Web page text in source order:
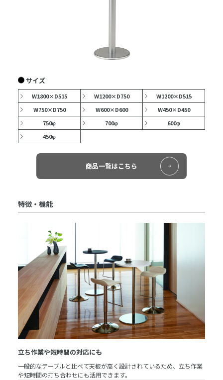
サイズ
W1800×D515 W1200×D750
W1200×D515
W750×D750
W600×D600
W450×D450
750φ
700φ
600φ
450φ
商品一覧はこちら
特徴・機能
立ち作業や短時間の対応にも
一般的なテーブルと比べて天板が高く設計されているため、立ち作業
や短時間の打ち合わせにも活用できます。